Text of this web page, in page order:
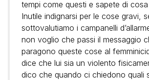
tempi come questi e sapete di
Inutile indignarsi per le cose gravi,
sottovalutiamo i campanelli
non voglio che passi il messaggio
paragono queste cose al
dice che lui sia un violento
dico che quando ci chiedono quali